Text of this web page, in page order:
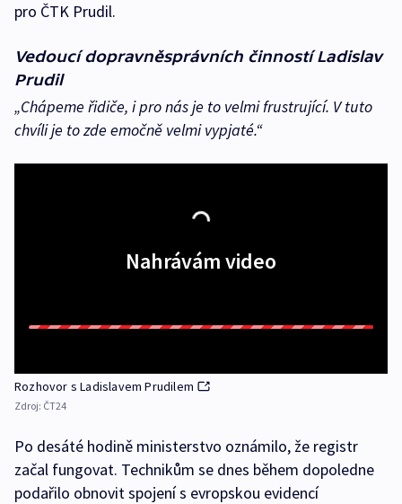
pro ČTK Prudil.
Vedoucí dopravněsprávních činností Ladislav
Prudil
„Chápeme řidiče, i pro nás je to velmi frustrující. V tuto
chvíli je to zde emočně velmi vypjaté.“
Nahrávám video
Rozhovor s Ladislavem Prudilem
Zdroj: ČT24
Po desáté hodině ministerstvo oznámilo, že registr
začal fungovat. Technikům se dnes během dopoledne
podařilo obnovit spojení s evropskou evidencí